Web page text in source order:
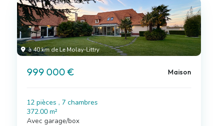
à 40 km de Le Molay-Littry
999 000 € Maison
12 pièces , 7 chambres
372.00 m²
Avec garage/box